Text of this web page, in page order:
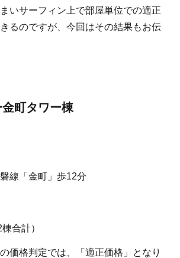
いサーフィン上で部屋単位での適正
るのですが、今回はその結果もお伝
町タワー棟
線「金町」歩12分
合計）
価格判定では、「適正価格」となり